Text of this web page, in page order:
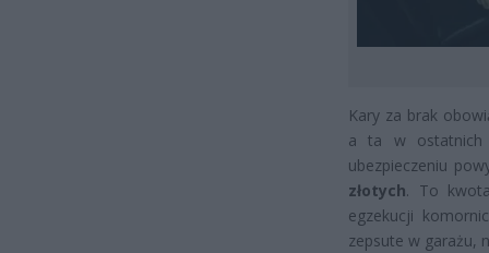
Kary za brak
a ta w ostatnich
ubezpieczeniu
złotych. To
egzekucji
zepsute w garażu,